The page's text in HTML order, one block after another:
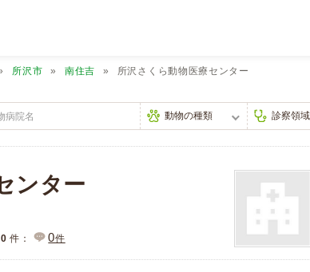
所沢市 南住吉 所沢さくら動物医療センター
ンター
0 件： 0件